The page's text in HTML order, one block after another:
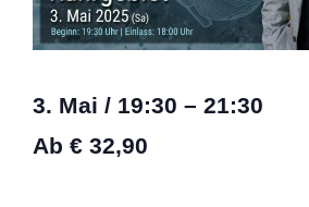
3. Mai / 19:30 – 21:30
Ab € 32,90